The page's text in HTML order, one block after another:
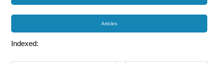
Articles
Indexed: